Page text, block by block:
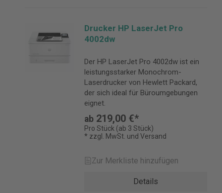
Drucker HP LaserJet Pro
4002dw
Der HP LaserJet Pro 4002dw ist ein
leistungsstarker Monochrom-
Laserdrucker von Hewlett Packard,
der sich ideal für Büroumgebungen
eignet.
ab 219,00 €*
Pro Stück (ab 3 Stück)
* zzgl. MwSt. und Versand
Zur Merkliste hinzufügen
Details